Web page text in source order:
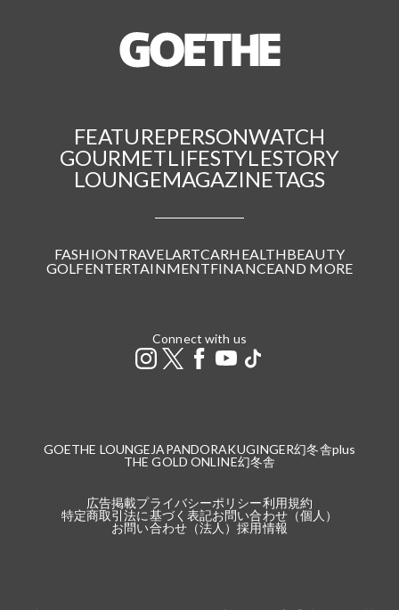
FEATUREPERSONWATCH
GOURMETLIFESTYLESTORY
LOUNGEMAGAZINETAGS
FASHIONTRAVELARTCARHEALTHBEAUTY
GOLFENTERTAINMENTFINANCEAND MORE
Connect with us
GOETHE LOUNGE JAPANDORAKUGINGER幻冬舎plus
THE GOLD ONLINE幻冬舎
広告掲載プライバシーポリシー利用規約
特定商取引法に基づく表記お問い合わせ（個人）
お問い合わせ（法人）採用情報